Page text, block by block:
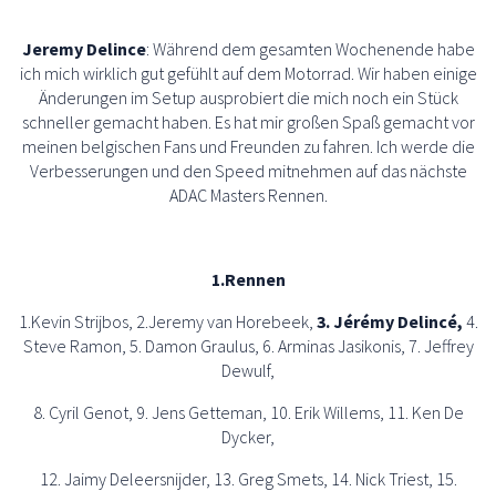
Jeremy Delince: Während dem gesamten Wochenende habe
ich mich wirklich gut gefühlt auf dem Motorrad. Wir haben einige
Änderungen im Setup ausprobiert die mich noch ein Stück
schneller gemacht haben. Es hat mir großen Spaß gemacht vor
meinen belgischen Fans und Freunden zu fahren. Ich werde die
Verbesserungen und den Speed mitnehmen auf das nächste
ADAC Masters Rennen.
1.Rennen
1.Kevin Strijbos, 2.Jeremy van Horebeek, 3. Jérémy Delincé, 4.
Steve Ramon, 5. Damon Graulus, 6. Arminas Jasikonis, 7. Jeffrey
Dewulf,
8. Cyril Genot, 9. Jens Getteman, 10. Erik Willems, 11. Ken De
Dycker,
12. Jaimy Deleersnijder, 13. Greg Smets, 14. Nick Triest, 15.